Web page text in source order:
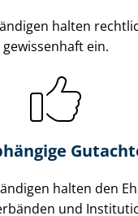
halten
gewissenhaft ein.
halten den
und